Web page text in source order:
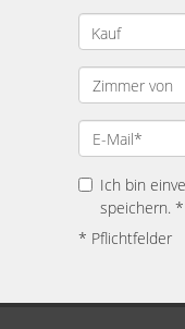
Ich bin
speichern. *
* Pflichtfelder